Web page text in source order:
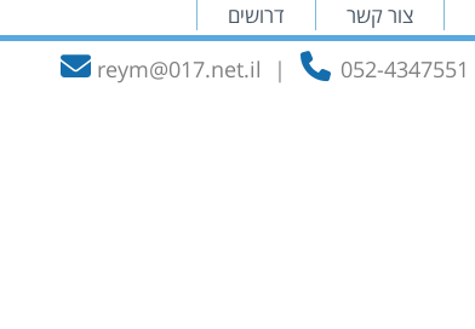
reym@017.net.il | 052-4347551
צור קשר דרושים